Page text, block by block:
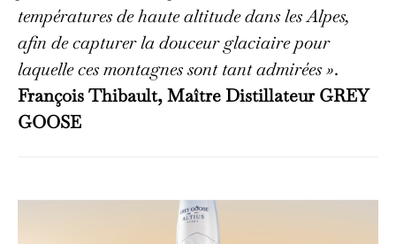
températures de haute altitude dans les Alpes,
afin de capturer la douceur glaciaire pour
laquelle ces montagnes sont tant admirées ».
François Thibault, Maître Distillateur GREY
GOOSE